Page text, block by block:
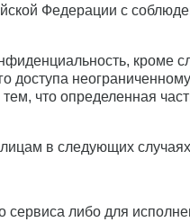
Федерации с
кроме
неограниченному
что определенная
в следующих
сервиса либо для